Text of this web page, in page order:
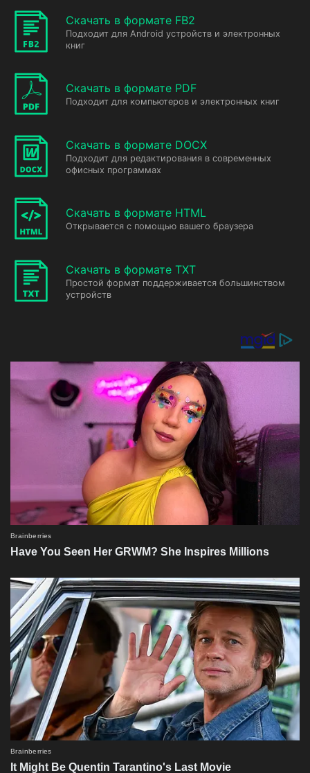
Скачать в формате FB2
Подходит для Android устройств и электронных
книг
Скачать в формате PDF
Подходит для компьютеров и электронных книг
Скачать в формате DOCX
Подходит для редактирования в современных
офисных программах
Скачать в формате HTML
Открывается с помощью вашего браузера
Скачать в формате TXT
Простой формат поддерживается большинством
устройств